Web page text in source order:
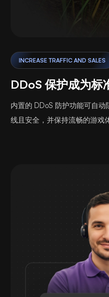
INCREASE TRAFFIC AND SALES
DDoS 保护成为标
内置的 DDoS 防护功能可自
线且安全，并保持流畅的游戏